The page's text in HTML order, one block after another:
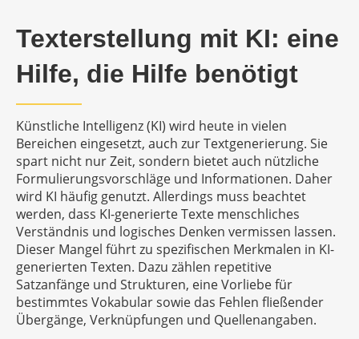
Texterstellung mit KI: eine
Hilfe, die Hilfe benötigt
Künstliche Intelligenz (KI) wird heute in vielen
Bereichen eingesetzt, auch zur Textgenerierung. Sie
spart nicht nur Zeit, sondern bietet auch nützliche
Formulierungsvorschläge und Informationen. Daher
wird KI häufig genutzt. Allerdings muss beachtet
werden, dass KI-generierte Texte menschliches
Verständnis und logisches Denken vermissen lassen.
Dieser Mangel führt zu spezifischen Merkmalen in KI-
generierten Texten. Dazu zählen repetitive
Satzanfänge und Strukturen, eine Vorliebe für
bestimmtes Vokabular sowie das Fehlen fließender
Übergänge, Verknüpfungen und Quellenangaben.